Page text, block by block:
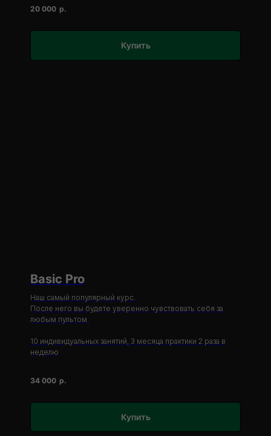
20 000 р.
Купить
Basic Pro
Наш самый популярный курс.
После него вы будете уверенно чувствовать себя за
любым пультом.
10 индивидуальных занятий, 3 месяца практики 2 раза в
неделю
34 000 р.
Купить